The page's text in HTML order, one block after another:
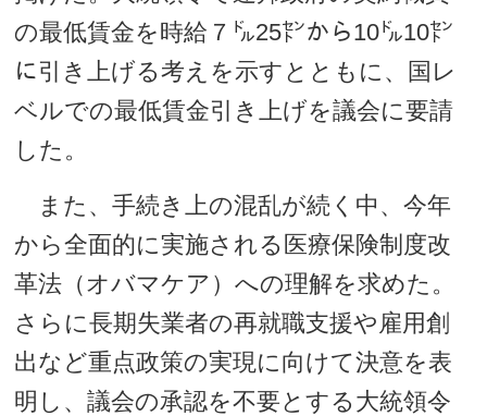
の最低賃金を時給７㌦25㌣から10㌦10㌣
に引き上げる考えを示すとともに、国レ
ベルでの最低賃金引き上げを議会に要請
した。
また、手続き上の混乱が続く中、今年
から全面的に実施される医療保険制度改
革法（オバマケア）への理解を求めた。
さらに長期失業者の再就職支援や雇用創
出など重点政策の実現に向けて決意を表
明し、議会の承認を不要とする大統領令